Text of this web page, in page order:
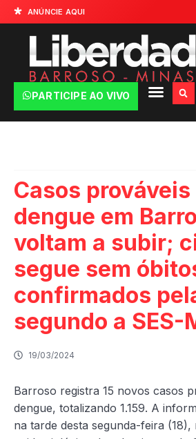
ANÚNCIE AQUI
PARTICIPE AO VIVO
Casos prováveis
dengue em
voltam a subir;
segue sem
confirmados
segundo a SES-
19/03/2024
Barroso registra 15 novos casos
dengue, totalizando 1.159. A
na tarde desta segunda-feira (18),